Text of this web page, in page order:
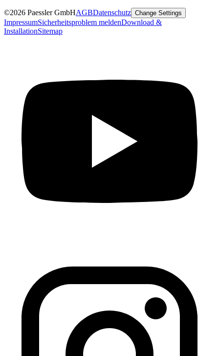
©2026 Paessler GmbHAGBDatenschutz Change Settings
ImpressumSicherheitsproblem meldenDownload &
InstallationSitemap